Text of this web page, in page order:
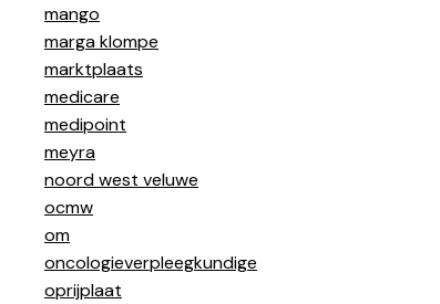
mango
marga klompe
marktplaats
medicare
medipoint
meyra
noord west veluwe
ocmw
om
oncologieverpleegkundige
oprijplaat